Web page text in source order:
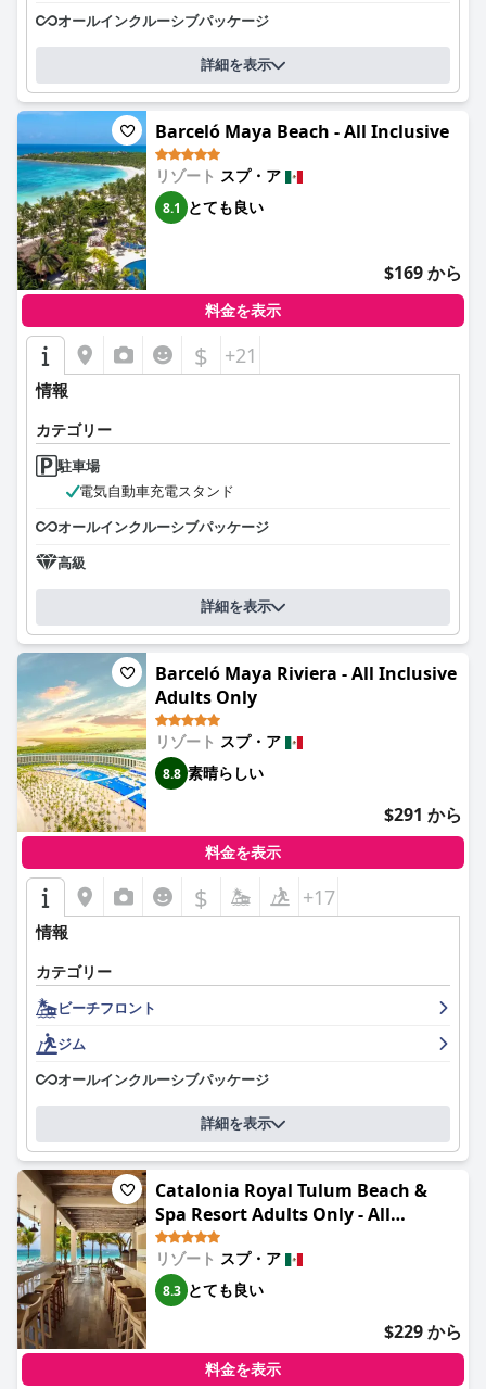
オールインクルーシブパッケージ
詳細を表示
Barceló Maya Beach - All Inclusive
リゾート スプ・ア
8.1 とても良い
$169 から
料金を表示
$ +21
情報
カテゴリー
駐車場
電気自動車充電スタンド
オールインクルーシブパッケージ
高級
詳細を表示
Barceló Maya Riviera - All Inclusive
Adults Only
リゾート スプ・ア
8.8 素晴らしい
$291 から
料金を表示
$ +17
情報
カテゴリー
ビーチフロント
ジム
オールインクルーシブパッケージ
詳細を表示
Catalonia Royal Tulum Beach &
Spa Resort Adults Only - All
Inclusive
リゾート スプ・ア
8.3 とても良い
$229 から
料金を表示